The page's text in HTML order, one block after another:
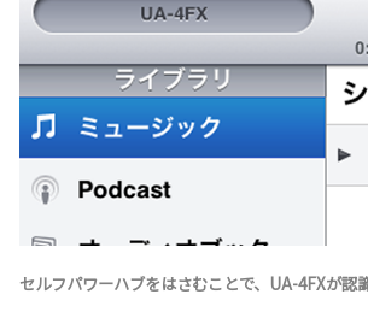
セルフパワーハブをはさむことで、UA-4FXが認